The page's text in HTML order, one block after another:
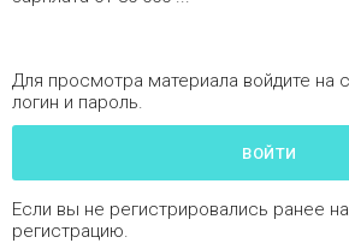
Для просмотра материала войдите на
логин и пароль.
ВОЙТИ
Если вы не регистрировались ранее
регистрацию.